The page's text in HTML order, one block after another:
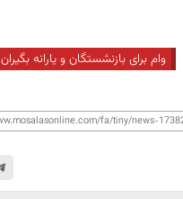
وام برای بازنشستگان و یارانه بگیران